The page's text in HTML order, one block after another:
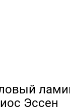
Эссен